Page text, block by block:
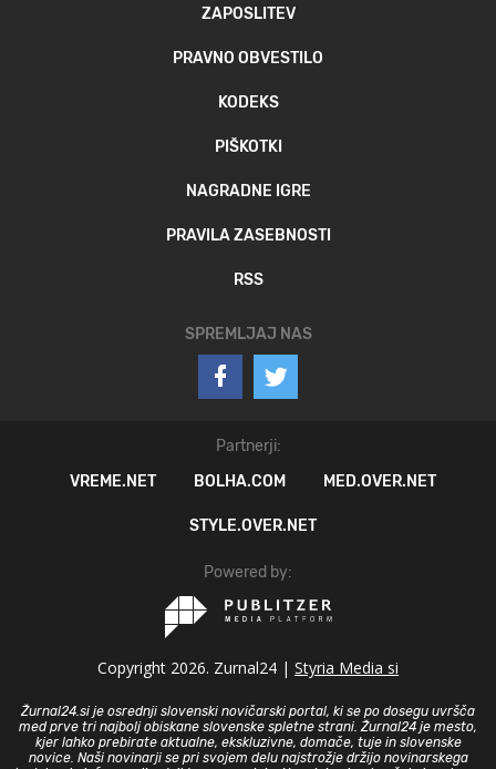
ZAPOSLITEV
PRAVNO OBVESTILO
KODEKS
PIŠKOTKI
NAGRADNE IGRE
PRAVILA ZASEBNOSTI
RSS
SPREMLJAJ NAS
Partnerji:
VREME.NET
BOLHA.COM MED.OVER.NET
STYLE.OVER.NET
Powered by:
Copyright 2026. Zurnal24 | Styria Media si
Žurnal24.si je osrednji slovenski novičarski portal, ki se po dosegu uvršča
med prve tri najbolj obiskane slovenske spletne strani. Žurnal24 je mesto,
kjer lahko prebirate aktualne, ekskluzivne, domače, tuje in slovenske
novice. Naši novinarji se pri svojem delu najstrožje držijo novinarskega